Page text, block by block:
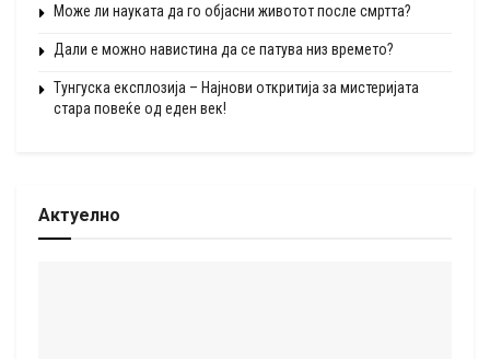
Може ли науката да го објасни животот после смртта?
Дали е можно навистина да се патува низ времето?
Тунгуска експлозија – Најнови откритија за мистеријата
стара повеќе од еден век!
Актуелно